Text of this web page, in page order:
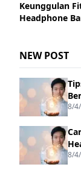
Keunggulan
Headphone
NEW POST
8/
8/